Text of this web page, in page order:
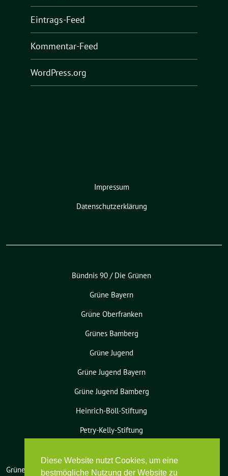
Eintrags-Feed
Kommentar-Feed
WordPress.org
Impressum
Datenschutzerklärung
Bündnis 90 / Die Grünen
Grüne Bayern
Grüne Oberfranken
Grünes Bamberg
Grüne Jugend
Grüne Jugend Bayern
Grüne Jugend Bamberg
Heinrich-Böll-Stiftung
Petry-Kelly-Stiftung
Grüne Bamberg-Land benutzt das
Diese Website nutzt Cookies, um eine
bestmögliche Nutzung der Website zu